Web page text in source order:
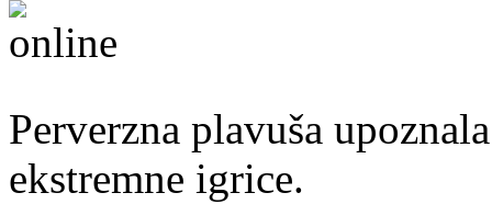
Perverzna plavuša
ekstremne igrice.